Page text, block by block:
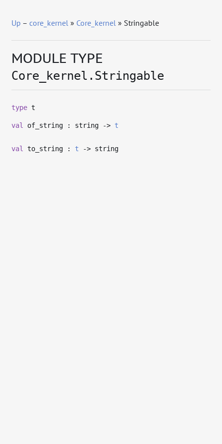
Up –core_kernel » Core_kernel » Stringable
MODULE TYPE
Core_kernel.Stringable
type t
val of_string : string -> t
val to_string : t -> string